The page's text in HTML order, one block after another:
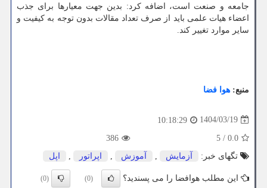
جامعه و صنعت است، اضافه کرد: بدین جهت معیارها برای جذب
اعضاء هیات علمی باید از صرف تعداد مقالات بدون توجه به کیفیت و
سایر موارد تغییر کند.
منبع: هوا فضا
1404/03/19
10:18:29
0.0
/
5
386
تگهای خبر:
آزمایش , آموزش , اپراتور , اپل
این مطلب هوافضا را می پسندید؟ (0)
(0)